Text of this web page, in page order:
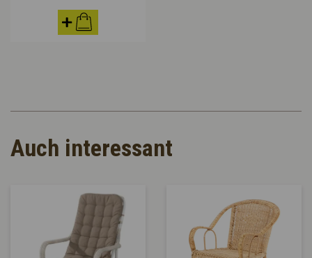
Auch interessant